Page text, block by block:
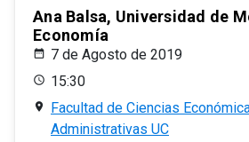
Ana Balsa, Universidad de
Economía
7 de Agosto de 2019
15:30
Facultad de Ciencias
Administrativas UC